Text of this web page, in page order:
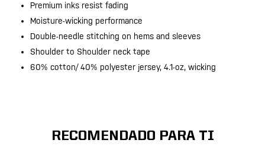
Premium inks resist fading
Moisture-wicking performance
Double-needle stitching on hems and sleeves
Shoulder to Shoulder neck tape
60% cotton/ 40% polyester jersey, 4.1-oz, wicking
RECOMENDADO PARA TI